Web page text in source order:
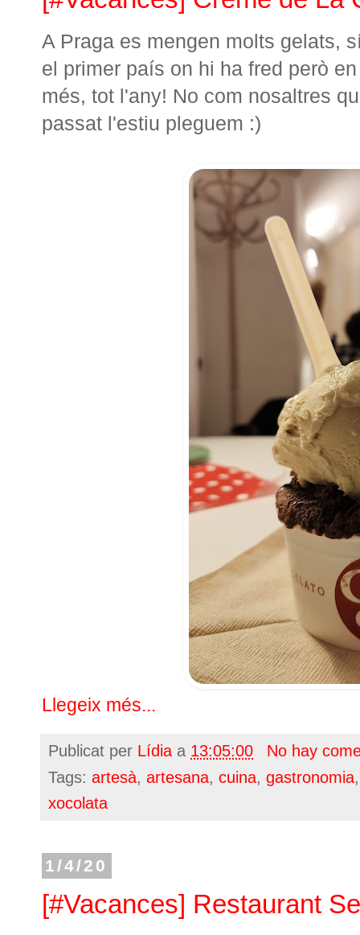
A Praga es mengen molts gelats,
el primer país on hi ha fred però
més, tot l'any! No com nosaltres
passat l'estiu pleguem :)
Llegeix més...
Publicat per Lídia a 13:05:00
No hay
Tags: artesà, artesana, cuina, gastronomia
xocolata
1/4/20
[#Vacances] Restaurant